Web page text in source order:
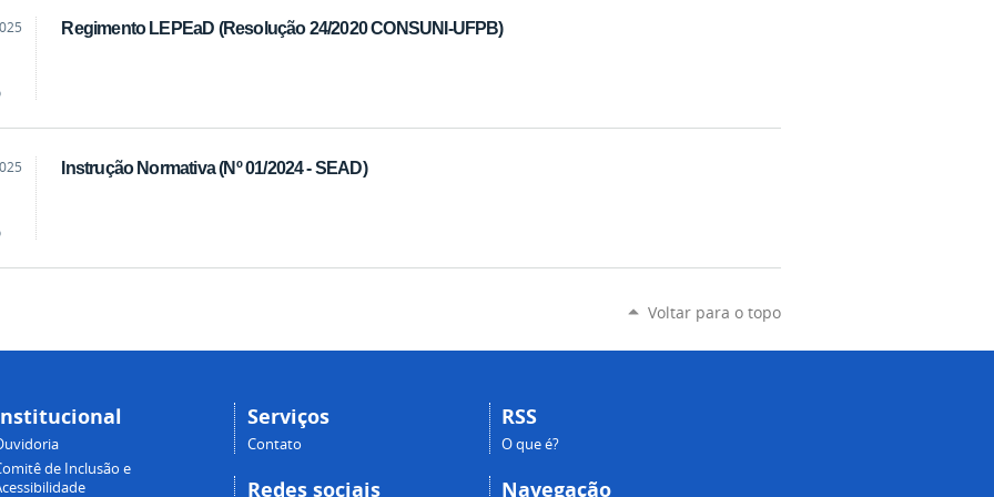
Regimento LEPEaD (Resolução 24/2020 CONSUNI-UFPB)
Instrução Normativa (Nº 01/2024 - SEAD)
Voltar para o topo
de Inclusão e
Serviços
Contato
Redes sociais
RSS
O que é?
Navegação